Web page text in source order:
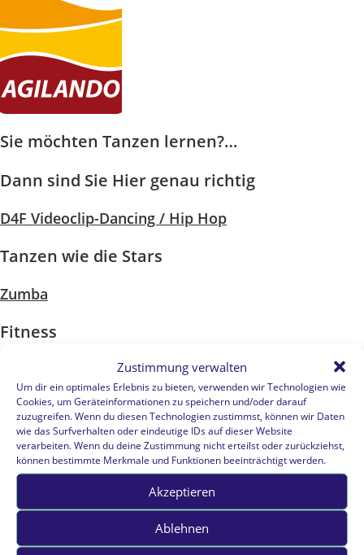
Zustimmung verwalten
Um dir ein optimales Erlebnis zu bieten, verwenden wir Technologien wie
Cookies, um Geräteinformationen zu speichern und/oder darauf
zuzugreifen. Wenn du diesen Technologien zustimmst, können wir Daten
wie das Surfverhalten oder eindeutige IDs auf dieser Website
verarbeiten. Wenn du deine Zustimmung nicht erteilst oder zurückziehst,
können bestimmte Merkmale und Funktionen beeinträchtigt werden.
Akzeptieren
Ablehnen
Sie möchten Tanzen lernen?…
Dann sind Sie Hier genau richtig
D4F Videoclip-Dancing / Hip Hop
Tanzen wie die Stars
Zumba
Fitness
Paartanz
Jugendliche
Paartanz
Kinder